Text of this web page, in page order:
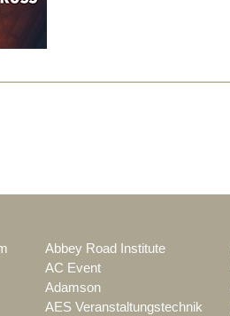
Abbey Road Institute
AC Event
Adamson
AES Veranstaltungstechnik